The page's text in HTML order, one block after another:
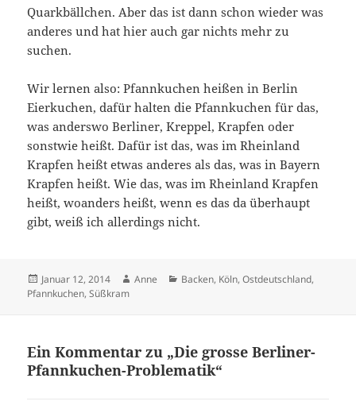
Quarkbällchen. Aber das ist dann schon wieder was
anderes und hat hier auch gar nichts mehr zu
suchen.
Wir lernen also: Pfannkuchen heißen in Berlin
Eierkuchen, dafür halten die Pfannkuchen für das,
was anderswo Berliner, Kreppel, Krapfen oder
sonstwie heißt. Dafür ist das, was im Rheinland
Krapfen heißt etwas anderes als das, was in Bayern
Krapfen heißt. Wie das, was im Rheinland Krapfen
heißt, woanders heißt, wenn es das da überhaupt
gibt, weiß ich allerdings nicht.
Veröffentlicht
am
Januar 12, 2014 Autor
Anne Kategorien
Backen, Köln,Ostdeutschland,
Pfannkuchen,Süßkram
Ein Kommentar zu „Die grosse Berliner-
Pfannkuchen-Problematik“